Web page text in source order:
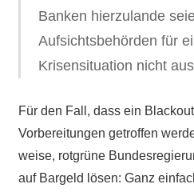
Banken hierzulande
Aufsichtsbehörden für
Krisensituation nicht
Für den Fall, dass ein
Vorbereitungen getroffen
weise, rotgrüne
auf Bargeld lösen: Ganz